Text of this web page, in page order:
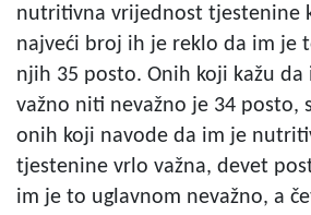
nutritivna vrijednost tjestenine
najveći broj ih je reklo da im je
njih 35 posto. Onih koji kažu
važno niti nevažno je 34 posto,
onih koji navode da im je
tjestenine vrlo važna, devet
im je to uglavnom nevažno, a